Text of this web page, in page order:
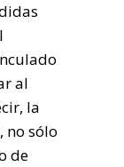
al
la
no sólo
de